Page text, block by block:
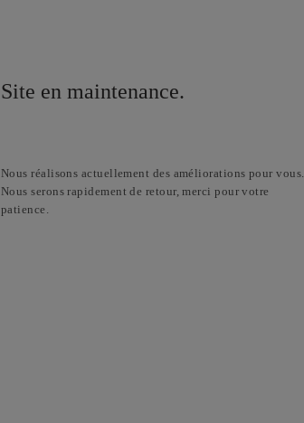
Site en maintenance.
Nous réalisons actuellement des améliorations pour vous.
Nous serons rapidement de retour, merci pour votre
patience.